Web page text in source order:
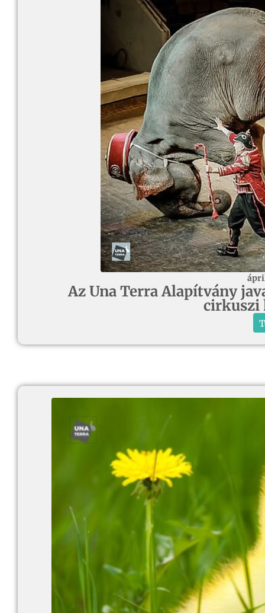
Az Una Terra Alapítvány
cirkuszi